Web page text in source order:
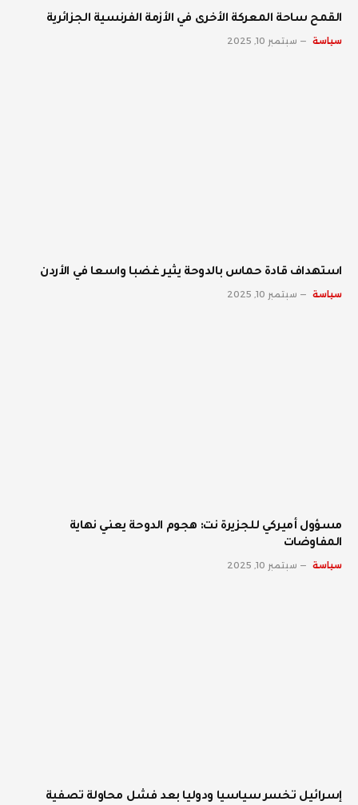
القمح ساحة المعركة الأخرى في الأزمة الفرنسية الجزائرية
سياسة سبتمبر 10, 2025
استهداف قادة حماس بالدوحة يثير غضبا واسعا في الأردن
سياسة سبتمبر 10, 2025
مسؤول أميركي للجزيرة نت: هجوم الدوحة يعني نهاية
المفاوضات
سياسة سبتمبر 10, 2025
إسرائيل تخسر سياسيا ودوليا بعد فشل محاولة تصفية